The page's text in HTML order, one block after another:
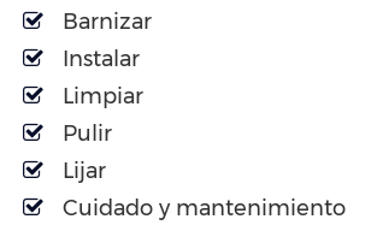
Barnizar
Instalar
Limpiar
Pulir
Lijar
Cuidado y mantenimiento